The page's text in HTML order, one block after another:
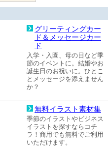
グリーティングカー
ド＆メッセージカー
ド
入学・入園、母の日など季
節のイベントに。結婚やお
誕生日のお祝いに。ひとこ
とメッセージを添えません
か？
無料イラスト素材集
季節のイラストやビジネス
イラストを探すならコチ
ラ！商用でも無料でご利用
いただけます。